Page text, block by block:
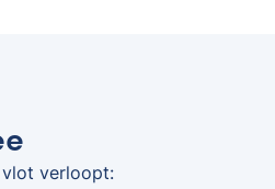
verloopt: